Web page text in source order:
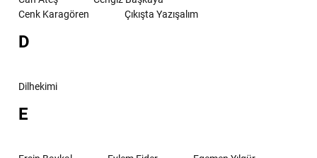
Cenk Karagören
Çıkışta Yazışalım
D
Dilhekimi
E